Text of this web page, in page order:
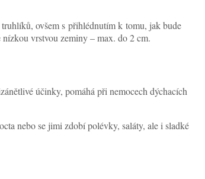
ovšem s přihlédnutím k tomu, jak bude
vrstvou zeminy – max. do 2 cm.
účinky, pomáhá při nemocech dýchacích
nebo se jimi zdobí polévky, saláty, ale i sladké